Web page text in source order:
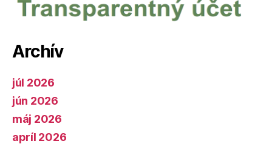
Archív
júl 2026
jún 2026
máj 2026
apríl 2026